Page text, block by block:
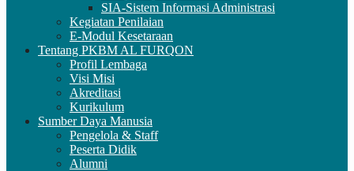
SIA-Sistem Informasi Administrasi
Kegiatan Penilaian
E-Modul Kesetaraan
Tentang PKBM AL FURQON
Profil Lembaga
Visi Misi
Akreditasi
Kurikulum
Sumber Daya Manusia
Pengelola & Staff
Peserta Didik
Alumni